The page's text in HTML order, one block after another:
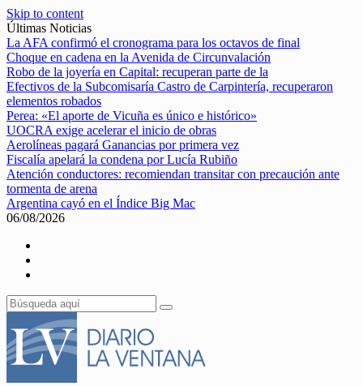
Skip to content
Últimas Noticias
La AFA confirmó el cronograma para los octavos de final
Choque en cadena en la Avenida de Circunvalación
Robo de la joyería en Capital: recuperan parte de la
Efectivos de la Subcomisaría Castro de Carpintería, recuperaron
elementos robados
Perea: «El aporte de Vicuña es único e histórico»
UOCRA exige acelerar el inicio de obras
Aerolíneas pagará Ganancias por primera vez
Fiscalía apelará la condena por Lucía Rubiño
Atención conductores: recomiendan transitar con precaución ante
tormenta de arena
Argentina cayó en el Índice Big Mac
06/08/2026